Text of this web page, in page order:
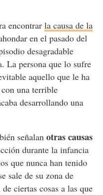
encontrar la causa de la
en el pasado del
desagradable
La persona que lo sufre
aquello que le ha
una terrible
desarrollando una
señalan otras causas
durante la infancia
que nunca han tenido
sale de su zona de
ciertas cosas a las que